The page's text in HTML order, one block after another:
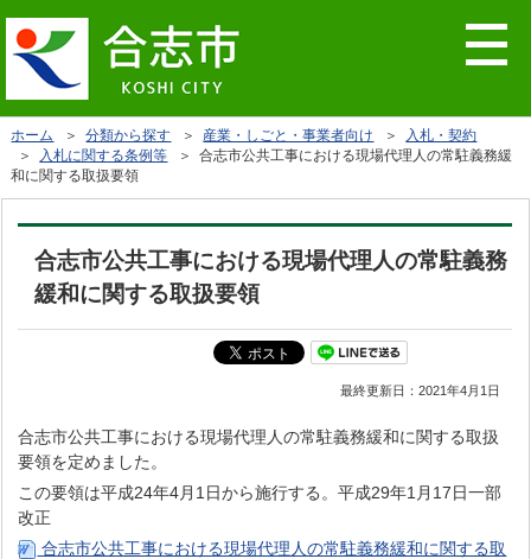
ホーム ＞分類から探す ＞ 産業・しごと・事業者向け ＞
入札・契約
＞
入札に関する条例等 ＞ 合志市公共工事における現場代理人の常駐義務緩
和に関する取扱要領
合志市公共工事における現場代理人の常駐義務
緩和に関する取扱要領
最終更新日：2021年4月1日
合志市公共工事における現場代理人の常駐義務緩和に関する取扱
要領を定めました。
この要領は平成24年4月1日から施行する。平成29年1月17日一部
改正
合志市公共工事における現場代理人の常駐義務緩和に関する取